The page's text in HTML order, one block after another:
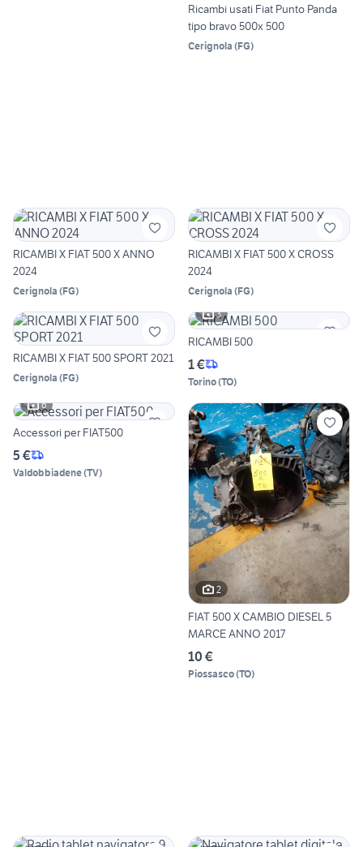
Ricambi usati Fiat Punto Panda
tipo bravo 500x 500
Cerignola (FG)
RICAMBI X FIAT 500 X ANNO
2024
Cerignola (FG)
RICAMBI X FIAT 500 X CROSS
2024
Cerignola (FG)
RICAMBI X FIAT 500 SPORT 2021
Cerignola (FG)
3
RICAMBI 500
1 €
Torino(TO)
6
Accessori per FIAT500
5 €
Valdobbiadene(TV)
2
FIAT 500 X CAMBIO DIESEL 5
MARCE ANNO 2017
10 €
Piossasco(TO)